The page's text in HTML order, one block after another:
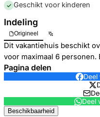
✓ Geschikt voor kinderen
Indeling
Origineel
Dit vakantiehuis beschikt
voor maximaal 6 personen.
Pagina delen
Deel
Deel
Beschikbaarheid